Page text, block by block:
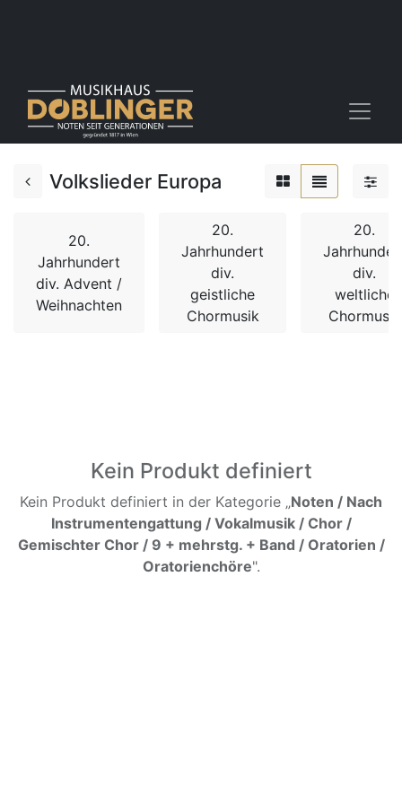
Volkslieder Europa
20.
Jahrhundert
div. Advent /
Weihnachten
20.
Jahrhundert
div.
geistliche
Chormusik
20.
div.
weltliche
Chormusik
Kein Produkt definiert
Kein Produkt definiert in der Kategorie „Noten / Nach
Instrumentengattung / Vokalmusik / Chor /
Gemischter Chor / 9 + mehrstg. + Band / Oratorien /
Oratorienchöre".